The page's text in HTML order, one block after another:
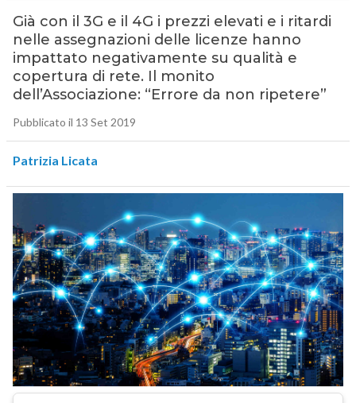
Già con il 3G e il 4G i prezzi elevati e i ritardi
nelle assegnazioni delle licenze hanno
impattato negativamente su qualità e
copertura di rete. Il monito
dell’Associazione: “Errore da non ripetere”
Pubblicato il 13 Set 2019
Patrizia Licata